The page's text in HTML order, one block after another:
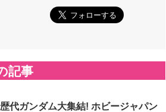
記事
代ガンダム大集結! ホビージャパン